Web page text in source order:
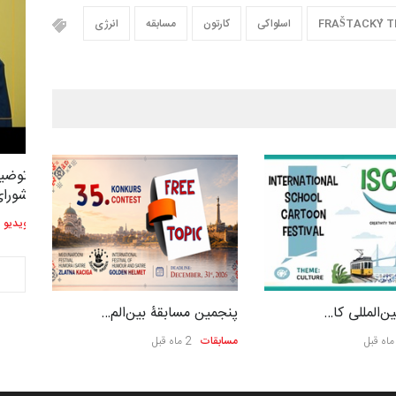
انرژی مسابقه کارتون اسلواکی FRAŠTACKÝ
پنجمین مسابقۀ بین‌الم…
مسابقات 2 ماه قبل
کا…
ویدیو
توضیحات استاد دوست محمدی عضو
شورای هنری…
2,604
ویدیو